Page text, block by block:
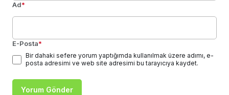
Ad*
E-Posta*
Bir dahaki sefere yorum yaptığımda kullanılmak üzere adımı, e-
posta adresimi ve web site adresimi bu tarayıcıya kaydet.
Yorum Gönder